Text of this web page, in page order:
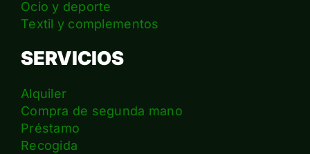
Ocio y deporte
Textil y complementos
SERVICIOS
Alquiler
Compra de segunda mano
Préstamo
Recogida